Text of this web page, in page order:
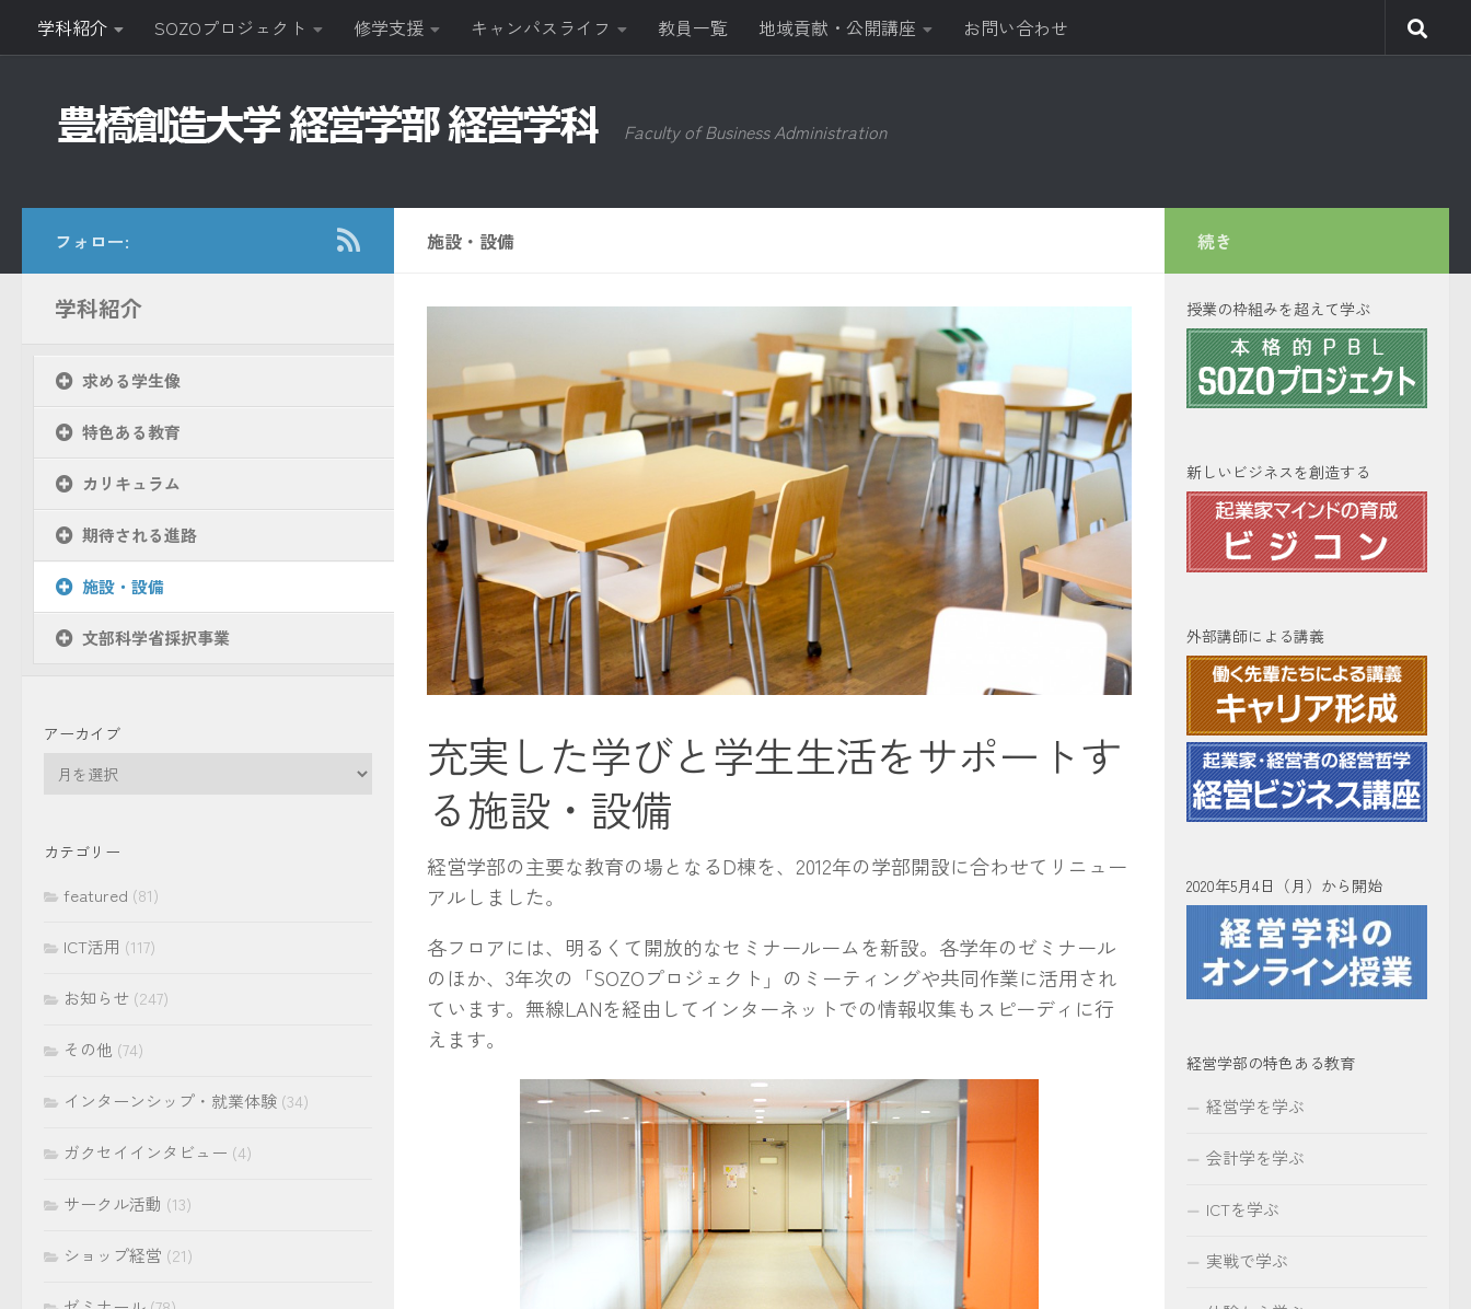
コンテンツへスキップ
学科紹介 SOZOプロジェクト 修学支援 キャンパスライフ 教員一覧 地域貢献・公開講座 お問い合わせ
Faculty of Business Administration
施設・設備
充実した学びと学生生活をサポートす
る施設・設備
経営学部の主要な教育の場となるD棟を、2012年の学部開設に合わせてリニュー
アルしました。
各フロアには、明るくて開放的なセミナールームを新設。各学年のゼミナール
のほか、3年次の「SOZOプロジェクト」のミーティングや共同作業に活用され
ています。無線LANを経由してインターネットでの情報収集もスピーディに行
えます。
フォロー:
学科紹介
求める学生像
特色ある教育
カリキュラム
期待される進路
施設・設備
文部科学省採択事業
アーカイブ
イ
カテゴリー
featured (81)
ICT活用 (117)
お知らせ (247)
その他 (74)
インターンシップ・就業体験 (34)
ガクセイインタビュー (4)
サークル活動 (13)
ショップ経営 (21)
続き
授業の枠組みを超えて学ぶ
新しいビジネスを創造する
外部講師による講義
2020年5月4日（月）から開始
経営学部の特色ある教育
経営学を学ぶ
会計学を学ぶ
ICTを学ぶ
実戦で学ぶ